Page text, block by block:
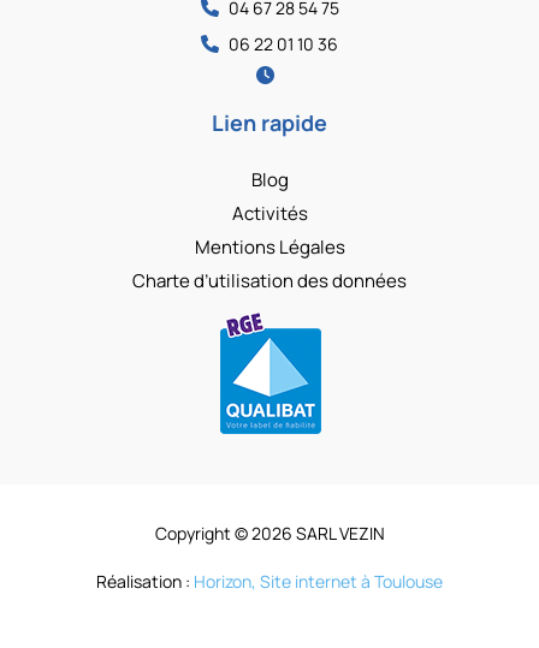
04 67 28 54 75
06 22 01 10 36
Lien rapide
Blog
Activités
Mentions Légales
Charte d’utilisation des données
Copyright © 2026 SARL VEZIN
Réalisation : Horizon, Site internet à Toulouse